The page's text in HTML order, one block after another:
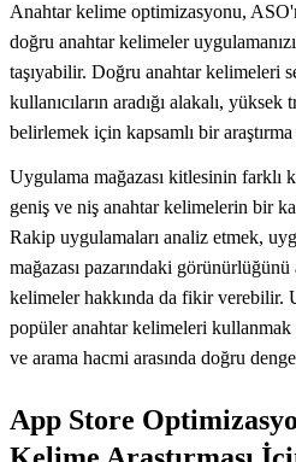
Anahtar kelime optimizasyonu,
doğru anahtar kelimeler
taşıyabilir. Doğru anahtar kelimeleri
kullanıcıların aradığı alakalı,
belirlemek için kapsamlı bir
Uygulama mağazası kitlesinin farklı
geniş ve niş anahtar kelimelerin bir
Rakip uygulamaları analiz etmek,
mağazası pazarındaki
kelimeler hakkında da fikir verebilir.
popüler anahtar kelimeleri kullanmak
ve arama hacmi arasında doğru
App Store